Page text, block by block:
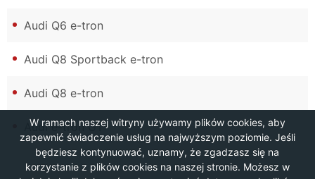
W ramach naszej witryny używamy plików cookies, aby
zapewnić świadczenie usług na najwyższym poziomie. Jeśli
będziesz kontynuować, uznamy, że zgadzasz się na
korzystanie z plików cookies na naszej stronie. Możesz w
Audi Q6 e-tron
Audi Q8 Sportback e-tron
Audi Q8 e-tron
Audi e-tron GT